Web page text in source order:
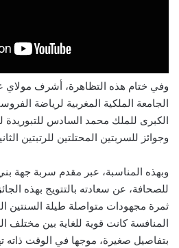
وفي ختام هذه التظاهرة، أشرف مولاي
الجامعة الملكية المغربية لرياضة
الكبرى للملك محمد السادس للتبوريدة
وجوائز للسربتين المحتلتين للرتبتين
وبهذه المناسبة، عبر مقدم سربة جهة
للصحافة، عن سعادته بالتتويج بهذه
ثمرة مجهودات متواصلة طيلة السنتين
المنافسة كانت قوية للغاية بين مختلف
بتفاصيل صغيرة، موجها في الوقت ذاته